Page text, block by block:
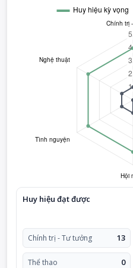
Huy hiệu đạt được
Chính trị - Tư tưởng 13
Thể thao 0